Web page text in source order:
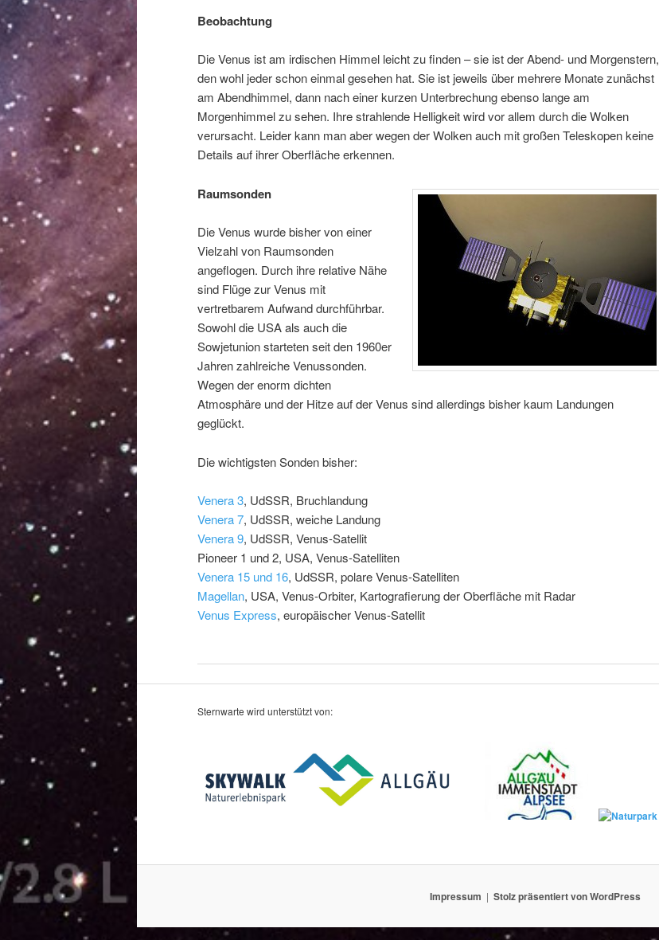
Beobachtung
Die Venus ist am irdischen Himmel leicht zu finden – sie ist der Abend- und Morgenstern,
den wohl jeder schon einmal gesehen hat. Sie ist jeweils über mehrere Monate zunächst
am Abendhimmel, dann nach einer kurzen Unterbrechung ebenso lange am
Morgenhimmel zu sehen. Ihre strahlende Helligkeit wird vor allem durch die Wolken
verursacht. Leider kann man aber wegen der Wolken auch mit großen Teleskopen keine
Details auf ihrer Oberfläche erkennen.
Raumsonden
Die Venus wurde bisher von einer
Vielzahl von Raumsonden
angeflogen. Durch ihre relative Nähe
sind Flüge zur Venus mit
vertretbarem Aufwand durchführbar.
Sowohl die USA als auch die
Sowjetunion starteten seit den 1960er
Jahren zahlreiche Venussonden.
Wegen der enorm dichten
Atmosphäre und der Hitze auf der Venus sind allerdings bisher kaum Landungen
geglückt.
Die wichtigsten Sonden bisher:
Venera 3, UdSSR, Bruchlandung
Venera 7, UdSSR, weiche Landung
Venera 9, UdSSR, Venus-Satellit
Pioneer 1 und 2, USA, Venus-Satelliten
Venera 15 und 16, UdSSR, polare Venus-Satelliten
Magellan, USA, Venus-Orbiter, Kartografierung der Oberfläche mit Radar
Venus Express, europäischer Venus-Satellit
Sternwarte wird unterstützt von:
Impressum Stolz präsentiert von WordPress